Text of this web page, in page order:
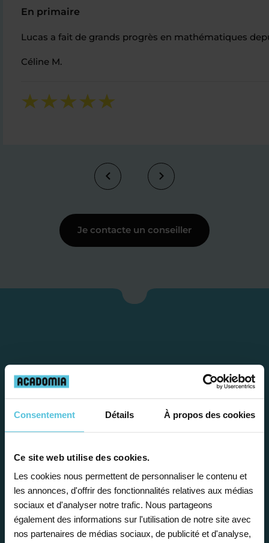
Consentement Détails À propos des cookies
Ce site web utilise des cookies.
Les cookies nous permettent de personnaliser le contenu et
les annonces, d'offrir des fonctionnalités relatives aux médias
sociaux et d'analyser notre trafic. Nous partageons
également des informations sur l'utilisation de notre site avec
nos partenaires de médias sociaux, de publicité et d'analyse,
En primaire
Lucas a fait de grands progrès en mathématiques
Céline M.
Je contacte un conseiller
Je vous propose un
bilan personnalisé
Gratuite et sans engagement, une